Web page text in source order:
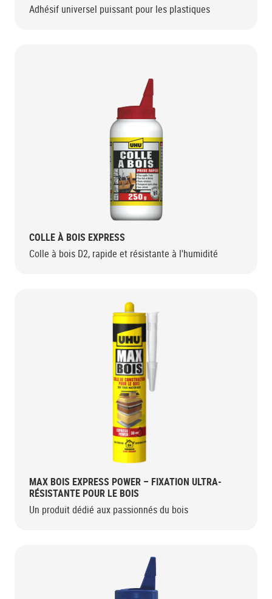
Adhésif universel puissant pour les plastiques
COLLE À BOIS EXPRESS
Colle à bois D2, rapide et résistante à l'humidité
MAX BOIS EXPRESS POWER – FIXATION ULTRA-
RÉSISTANTE POUR LE BOIS
Un produit dédié aux passionnés du bois